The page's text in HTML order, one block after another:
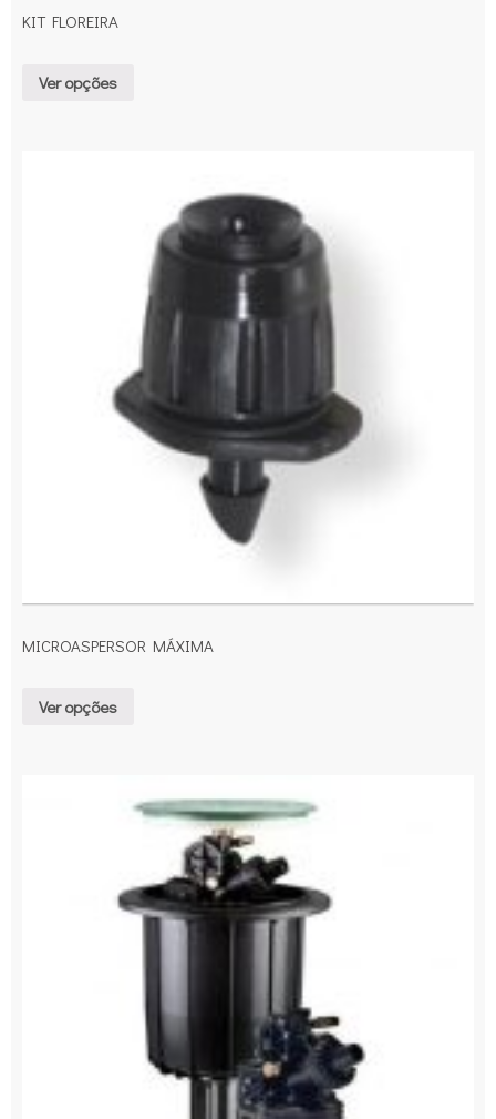
KIT FLOREIRA
Ver opções
MICROASPERSOR MÁXIMA
Ver opções